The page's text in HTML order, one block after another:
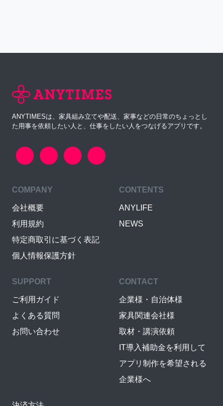
ANYTIMESは、家具組み立てや配送、家事などの日常のちょっとし
た用事を依頼したい人と、仕事をしたい人をつなげるアプリです。
COMPANY
会社概要
利用規約
特定商取引に基づく表記
個人情報保護方針
CONTENTS
ANYLIFE
NEWS
SUPPORT
ご利用ガイド
よくある質問
お問い合わせ
CONTACT
企業様・自治体様
家具関連会社様
取材・講演依頼
IT導入補助金を利用して
アプリ制作を希望される
企業様へ